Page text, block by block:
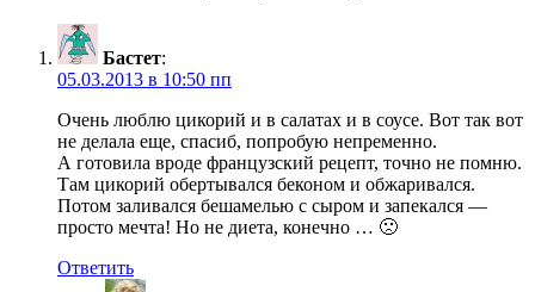
Бастет:
05.03.2013 в 10:50 пп
Очень люблю цикорий и в салатах и в соусе. Вот так вот
не делала еще, спасиб, попробую непременно.
А готовила вроде французский рецепт, точно не помню.
Там цикорий обертывался беконом и обжаривался.
Потом заливался бешамелью с сыром и запекался —
просто мечта! Но не диета, конечно … 🙁
Ответить